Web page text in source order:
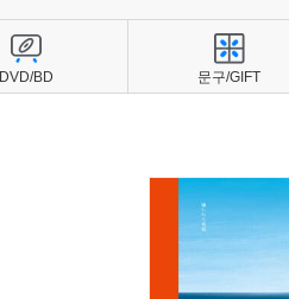
DVD/BD 문구/GIFT